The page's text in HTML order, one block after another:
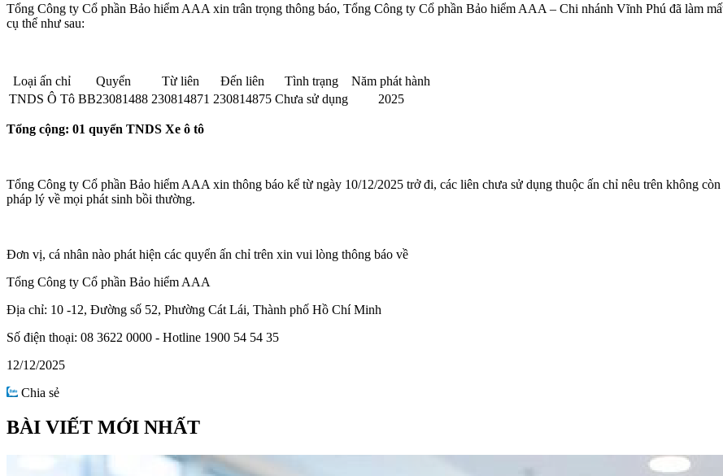
Tổng Công ty Cổ phần Bảo hiểm AAA xin trân trọng thông báo, Tổng Công ty Cổ phần Bảo hiểm AAA – Chi nhánh Vĩnh Phú đã làm
cụ thể như sau:
Loại ấn chỉ Quyển Từ liên Đến liên Tình trạng
Năm phát hành
TNDS Ô Tô BB23081488 230814871 230814875 Chưa sử dụng 2025
Tổng cộng: 01 quyển TNDS Xe ô tô
Tổng Công ty Cổ phần Bảo hiểm AAA xin thông báo kể từ ngày 10/12/2025 trở đi, các liên chưa sử dụng thuộc ấn chỉ nêu trên không
pháp lý về mọi phát sinh bồi thường.
Đơn vị, cá nhân nào phát hiện các quyển ấn chỉ trên xin vui lòng thông báo về
Tổng Công ty Cổ phần Bảo hiểm AAA
Địa chỉ: 10 -12, Đường số 52, Phường Cát Lái, Thành phố Hồ Chí Minh
Số điện thoại: 08 3622 0000 - Hotline 1900 54 54 35
12/12/2025
Chia sẻ
BÀI VIẾT MỚI NHẤT